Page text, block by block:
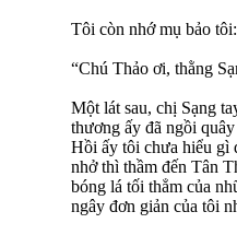
Tôi còn nhớ mụ bảo tôi:
“Chú Thảo ơi, thằng
Một lát sau, chị Sạng
thương ấy đã ngồi
Hồi ấy tôi chưa hiểu gì
nhở thì thầm đến Tân
bóng lá tối thẳm của
ngây đơn giản của tôi